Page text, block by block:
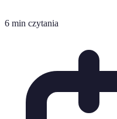
6 min czytania